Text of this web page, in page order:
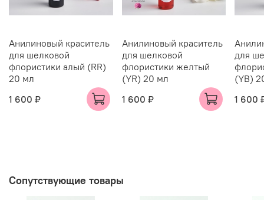
Анилиновый краситель
для шелковой
флористики алый (RR)
20 мл
1 600 ₽
Анилиновый краситель
для шелковой
флористики желтый
(YR) 20 мл
1 600 ₽
для
(YB)
1 600
Сопутствующие товары